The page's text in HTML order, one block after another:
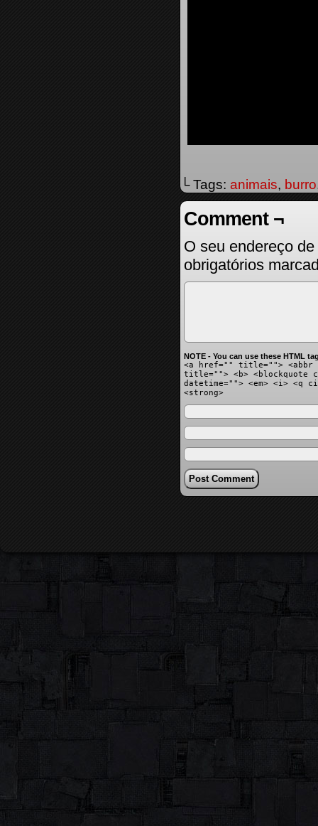
└ Tags: animais, burro
Comment ¬
O seu endereço
obrigatórios
NOTE - You can use these HTML
<a href="" title=""> <abbr
title=""> <b> <blockquote
datetime=""> <em> <i> <q
<strong>